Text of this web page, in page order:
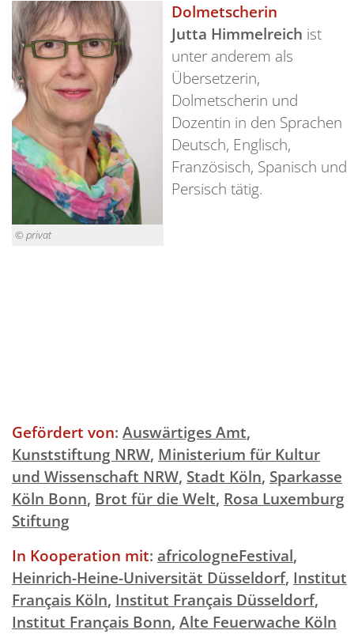
© privat
Dolmetscherin
Jutta Himmelreich ist
unter anderem als
Übersetzerin,
Dolmetscherin und
Dozentin in den Sprachen
Deutsch, Englisch,
Französisch, Spanisch und
Persisch tätig.
Gefördert von: Auswärtiges Amt,
Kunststiftung NRW, Ministerium für Kultur
und Wissenschaft NRW, Stadt Köln, Sparkasse
Köln Bonn, Brot für die Welt, Rosa Luxemburg
Stiftung
In Kooperation mit: africologneFestival,
Heinrich-Heine-Universität Düsseldorf, Institut
Français Köln, Institut Français Düsseldorf,
Institut Français Bonn, Alte Feuerwache Köln